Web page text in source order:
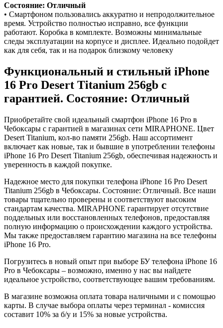
Состояние: Отличный
• Смартфоном пользовались аккуратно и непродолжительное
время. Устройство полностью исправно, все функции
работают. Коробка в комплекте. Возможны минимальные
следы эксплуатации на корпусе и дисплее. Идеально подойдет
как для себя, так и на подарок близкому человеку
Функциональный и стильный iPhone
16 Pro Desert Titanium 256gb с
гарантией. Состояние: Отличный
Приобретайте свой идеальный смартфон iPhone 16 Pro в
Чебоксары с гарантией в магазинах сети MIRAPHONE. Цвет
Desert Titanium, кол-во памяти 256gb. Наш ассортимент
включает как новые, так и бывшие в употреблении телефоны
iPhone 16 Pro Desert Titanium 256gb, обеспечивая надежность и
уверенность в каждой покупке.
Надежное место для покупки телефона iPhone 16 Pro Desert
Titanium 256gb в Чебоксары. Состояние: Отличный. Все наши
товары тщательно проверены и соответствуют высоким
стандартам качества. MIRAPHONE гарантирует отсутствие
поддельных или восстановленных телефонов, предоставляя
полную информацию о происхождении каждого устройства.
Мы также предоставляем гарантию магазина на все телефоны
iPhone 16 Pro.
Погрузитесь в новый опыт при выборе БУ телефона iPhone 16
Pro в Чебоксары – возможно, именно у нас вы найдете
идеальное устройство, соответствующее вашим требованиям.
В магазине возможна оплата товара наличными и с помощью
карты. В случае выбора оплаты через терминал - комиссия
составит 10% за б/у и 15% за новые устройства.